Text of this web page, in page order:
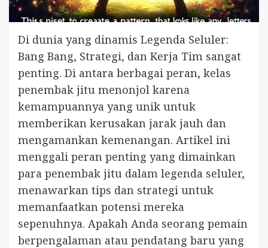
Di dunia yang dinamis Legenda Seluler:
Bang Bang, Strategi, dan Kerja Tim sangat
penting. Di antara berbagai peran, kelas
penembak jitu menonjol karena
kemampuannya yang unik untuk
memberikan kerusakan jarak jauh dan
mengamankan kemenangan. Artikel ini
menggali peran penting yang dimainkan
para penembak jitu dalam legenda seluler,
menawarkan tips dan strategi untuk
memanfaatkan potensi mereka
sepenuhnya. Apakah Anda seorang pemain
berpengalaman atau pendatang baru yang